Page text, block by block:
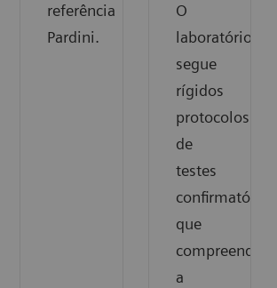
referência
Pardini.
O
laboratório
segue
rígidos
protocolos
de
testes
confirmatórios
que
compreendem
a